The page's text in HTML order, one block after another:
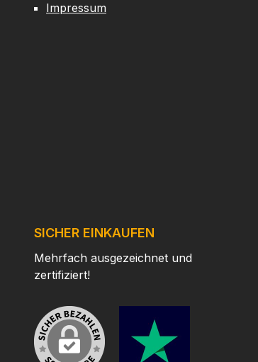
Impressum
SICHER EINKAUFEN
Mehrfach ausgezeichnet und
zertifiziert!